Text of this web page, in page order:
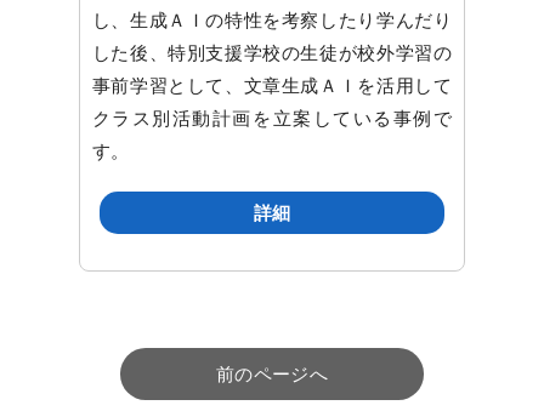
し、生成ＡＩの特性を考察したり学んだり
した後、特別支援学校の生徒が校外学習の
事前学習として、文章生成ＡＩを活用して
クラス別活動計画を立案している事例で
す。
詳細
前のページへ